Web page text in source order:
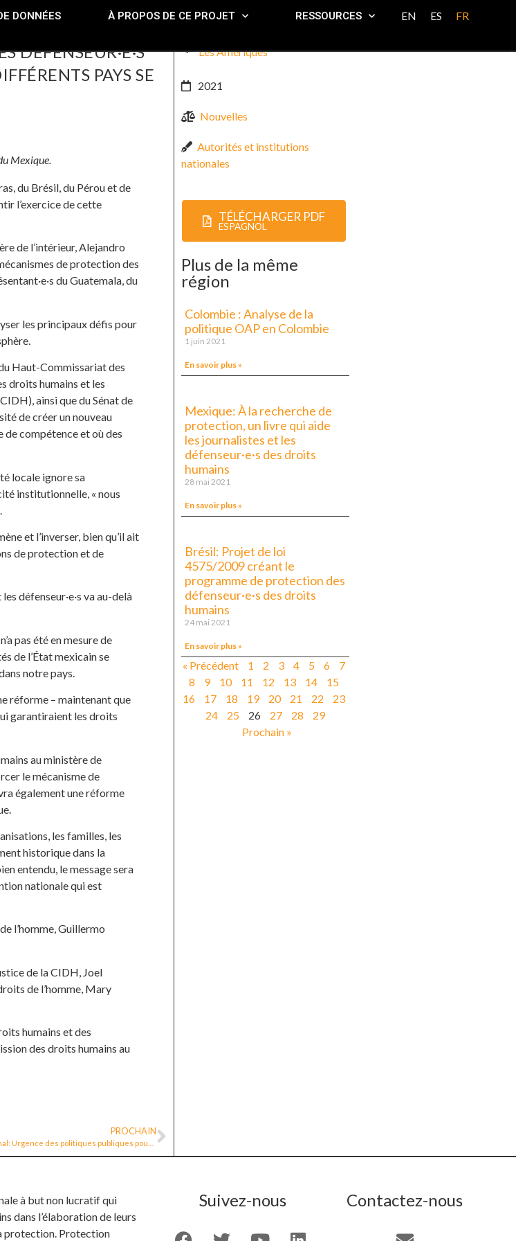
DONNÉES À PROPOS DE CE PROJET RESSOURCES EN ES FR
DÉFENSEUR·E·S
PAYS SE
Mexique.
du Brésil, du Pérou et de
l’exercice de cette
de l’intérieur, Alejandro
de protection des
du Guatemala, du
les principaux défis pour
Haut-Commissariat des
droits humains et les
ainsi que du Sénat de
de créer un nouveau
compétence et où des
locale ignore sa
institutionnelle, « nous
et l’inverser, bien qu’il ait
de protection et de
défenseur·e·s va au-delà
pas été en mesure de
de l’État mexicain se
notre pays.
réforme – maintenant que
garantiraient les droits
au ministère de
le mécanisme de
également une réforme
les familles, les
historique dans la
entendu, le message sera
nationale qui est
l’homme, Guillermo
de la CIDH, Joel
de l’homme, Mary
humains et des
des droits humains au
PROCHAIN
Les Amériques
2021
Nouvelles
Autorités et institutions
nationales
TÉLÉCHARGER PDF
ESPAGNOL
Plus de la même
région
Colombie : Analyse de la
politique OAP en Colombie
1 juin 2021
En savoir plus »
Mexique: À la recherche de
protection, un livre qui aide
les journalistes et les
défenseur·e·s des droits
humains
28 mai 2021
En savoir plus »
Brésil: Projet de loi
4575/2009 créant le
programme de protection des
défenseur·e·s des droits
humains
24 mai 2021
En savoir plus »
« Précédent 1 2 3 4 5 6
7
8
9 10 11 12 13 14
15
16
17 18 19 20 21 22
23
24
25 26 27 28
29
Prochain »
à but non lucratif qui
dans l’élaboration de leurs
protection. Protection
Suivez-nous Contactez-nous